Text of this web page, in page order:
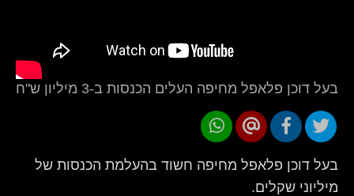
בעל דוכן פלאפל מחיפה העלים הכנסות ב-3 מיליון ש"ח
בעל דוכן פלאפל מחיפה חשוד בהעלמת הכנסות של
מיליוני שקלים.